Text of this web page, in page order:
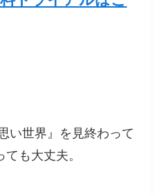
い世界』を見終わって
も大丈夫。